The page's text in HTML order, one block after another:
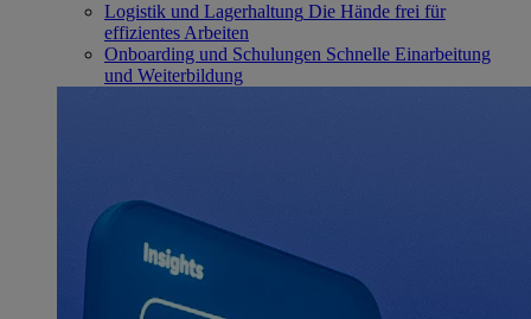
Logistik und Lagerhaltung Die Hände frei für
effizientes Arbeiten
Onboarding und Schulungen Schnelle Einarbeitung
und Weiterbildung